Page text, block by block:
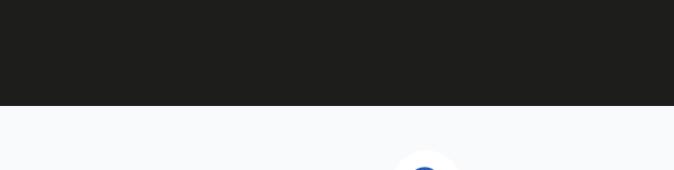
secteur – travailleurs sociaux, chefs de service, directeurs… – à mieux
répondant à leurs besoins : des contenus réglementaires et